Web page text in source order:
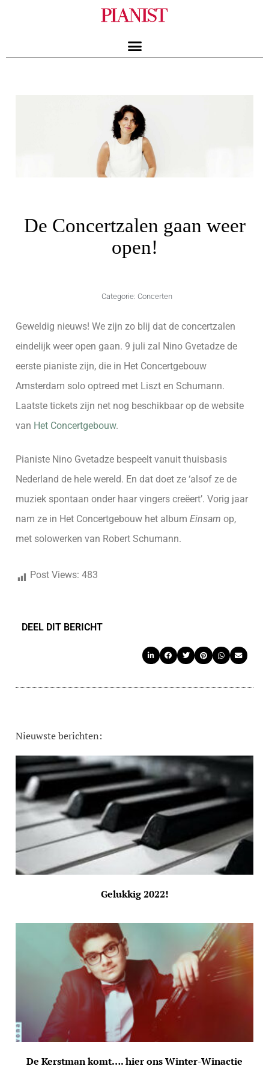
De Concertzalen gaan weer
open!
Categorie: Concerten
Geweldig nieuws! We zijn zo blij dat de concertzalen
eindelijk weer open gaan. 9 juli zal Nino Gvetadze de
eerste pianiste zijn, die in Het Concertgebouw
Amsterdam solo optreed met Liszt en Schumann.
Laatste tickets zijn net nog beschikbaar op de website
van Het Concertgebouw.
Pianiste Nino Gvetadze bespeelt vanuit thuisbasis
Nederland de hele wereld. En dat doet ze ‘alsof ze de
muziek spontaan onder haar vingers creëert’. Vorig jaar
nam ze in Het Concertgebouw het album Einsam op,
met solowerken van Robert Schumann.
Post Views: 483
DEEL DIT BERICHT
Nieuwste berichten:
Gelukkig 2022!
De Kerstman komt…. hier ons Winter-Winactie